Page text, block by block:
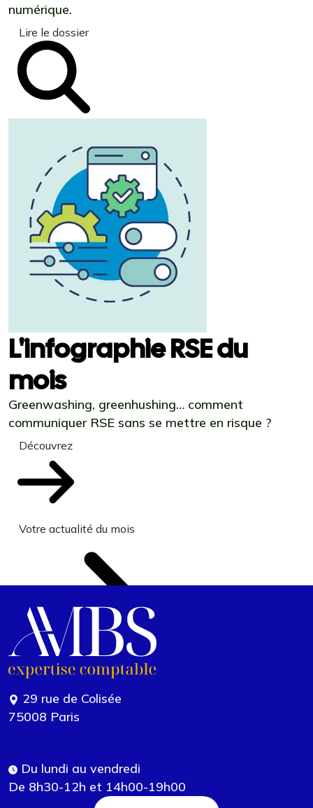
numérique.
Lire le dossier
L'infographie RSE du
mois
Greenwashing, greenhushing… comment
communiquer RSE sans se mettre en risque ?
Découvrez
Votre actualité du mois
29 rue de Colisée
75008 Paris
Du lundi au vendredi
De 8h30-12h et 14h00-19h00